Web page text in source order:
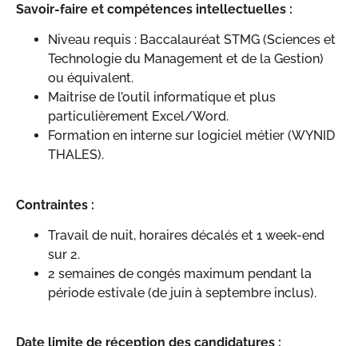
Savoir-faire et compétences intellectuelles :
Niveau requis : Baccalauréat STMG (Sciences et
Technologie du Management et de la Gestion)
ou équivalent.
Maitrise de l’outil informatique et plus
particulièrement Excel/Word.
Formation en interne sur logiciel métier (WYNID
THALES).
Contraintes :
Travail de nuit, horaires décalés et 1 week-end
sur 2.
2 semaines de congés maximum pendant la
période estivale (de juin à septembre inclus).
Date limite de réception des candidatures :